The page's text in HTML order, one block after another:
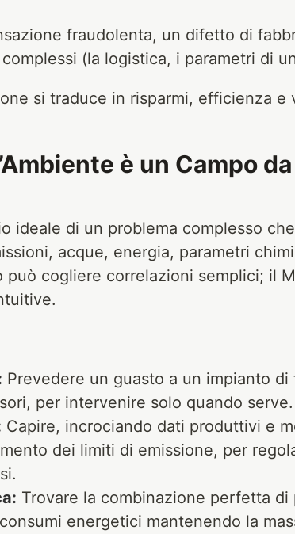
fraudolenta, un difetto di
(la logistica, i parametri di
si traduce in risparmi, efficienza e
è un Campo
ideale di un problema complesso
acque, energia, parametri
può cogliere correlazioni semplici; il
Prevedere un guasto a un impianto di
per intervenire solo quando serve.
Capire, incrociando dati produttivi e
dei limiti di emissione, per
Trovare la combinazione perfetta di
energetici mantenendo la